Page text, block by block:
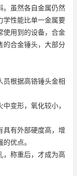
。虽然各自金属仍然
学性能比单一金属要
使用到的设备，合金
的合金锤头，大部分
员根据高铬锤头金相
变形，氧化较小，
具有外部硬度高，增
优点。
，称重后，才成为高